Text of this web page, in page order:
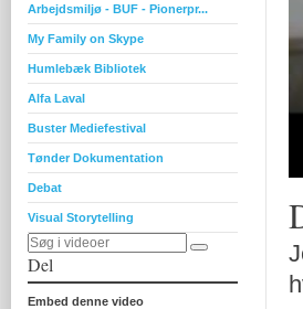
Arbejdsmiljø - BUF - Pionerpr...
My Family on Skype
Humlebæk Bibliotek
Alfa Laval
Buster Mediefestival
Tønder Dokumentation
Debat
Visual Storytelling
Del
Embed denne video